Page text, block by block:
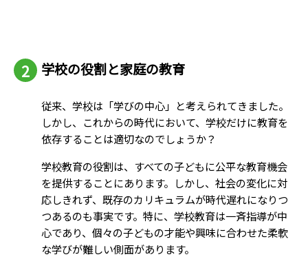
学校の役割と家庭の教育
従来、学校は「学びの中心」と考えられてきました。
しかし、これからの時代において、学校だけに教育を
依存することは適切なのでしょうか？
学校教育の役割は、すべての子どもに公平な教育機会
を提供することにあります。しかし、社会の変化に対
応しきれず、既存のカリキュラムが時代遅れになりつ
つあるのも事実です。特に、学校教育は一斉指導が中
心であり、個々の子どもの才能や興味に合わせた柔軟
な学びが難しい側面があります。